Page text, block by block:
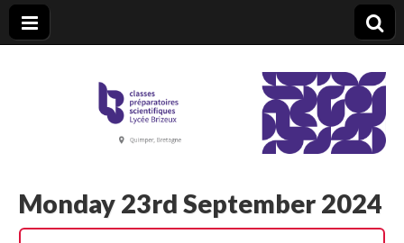
CPGE Brizeux
Monday 23rd September 2024